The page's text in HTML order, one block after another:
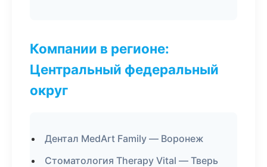
Компании в регионе:
Центральный федеральный
округ
Дентал MedArt Family — Воронеж
Стоматология Therapy Vital — Тверь